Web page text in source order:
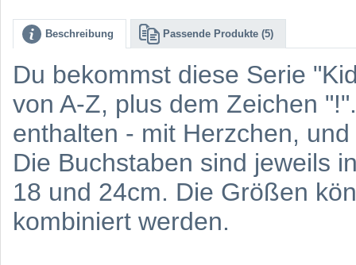
Beschreibung Passende Produkte (5)
Du bekommst diese Serie
von A-Z, plus dem Zeichen
enthalten - mit Herzchen,
Die Buchstaben sind jeweils
18 und 24cm. Die Größen
kombiniert werden.